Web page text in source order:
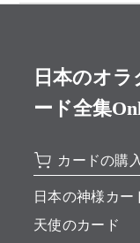
日本のオ
ード全集
カードの購入
日本の神様カー
天使のカード